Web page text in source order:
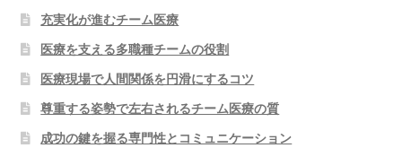
充実化が進むチーム医療
医療を支える多職種チームの役割
医療現場で人間関係を円滑にするコツ
尊重する姿勢で左右されるチーム医療の質
成功の鍵を握る専門性とコミュニケーション